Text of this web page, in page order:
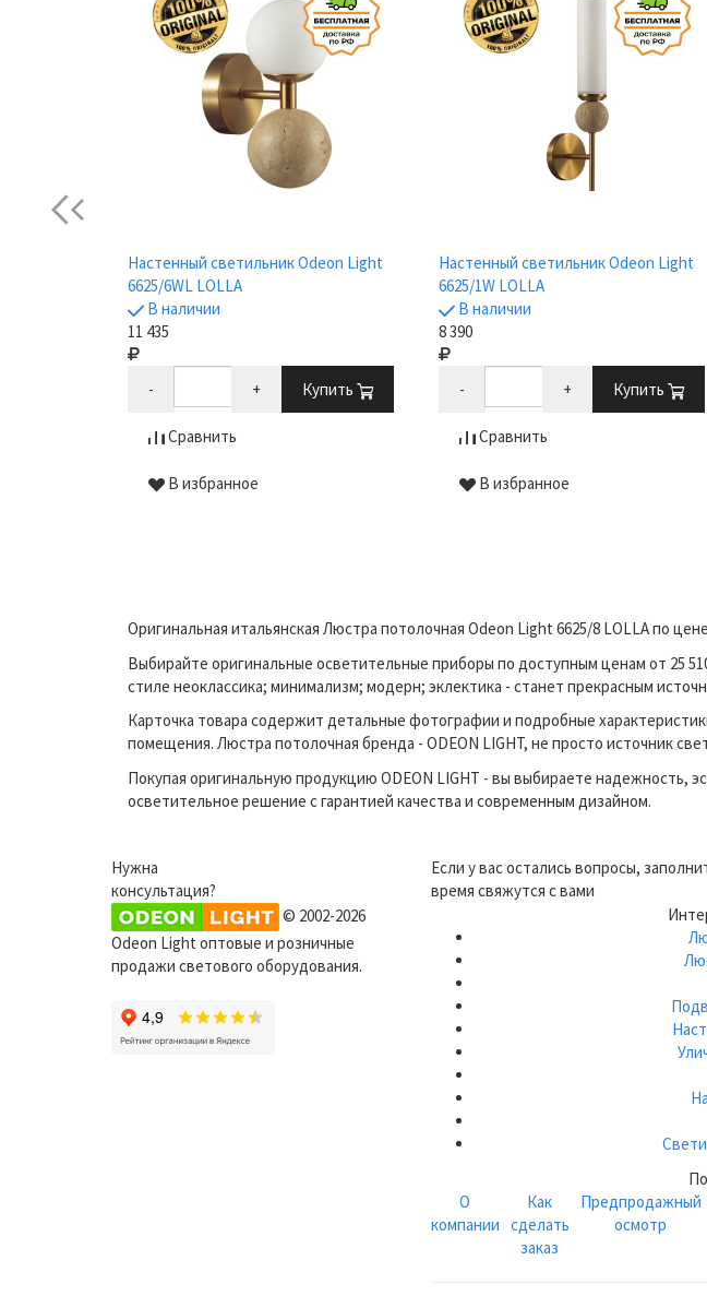
Previous
Настенный светильник Odeon Light
6625/6WL LOLLA
В наличии
11 435
- + Купить
Сравнить
В избранное
Настенный светильник Odeon Light
6625/1W LOLLA
В наличии
8 390
- + Купить
Сравнить
В избранное
Оригинальная итальянская Люстра потолочная Odeon Light 6625/8 LOLLA по
Выбирайте оригинальные осветительные приборы по доступным ценам от 25
стиле неоклассика; минимализм; модерн; эклектика - станет прекрасным
Карточка товара содержит детальные фотографии и подробные
помещения. Люстра потолочная бренда - ODEON LIGHT, не просто источник
Покупая оригинальную продукцию ODEON LIGHT - вы выбираете надежность,
осветительное решение с гарантией качества и современным дизайном.
Нужна
консультация?
Если у вас остались вопросы,
время свяжутся с вами
© 2002-2026
Odeon Light оптовые и розничные
продажи светового оборудования.
О
компании
Как
сделать
заказ
Предпродажный
осмотр